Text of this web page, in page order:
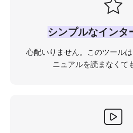
シンプルなインタ
心配いりません。このツール
ニュアルを読まなくて